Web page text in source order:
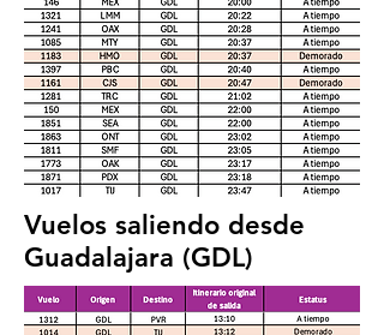
Vuelos saliendo desde
Guadalajara (GDL)